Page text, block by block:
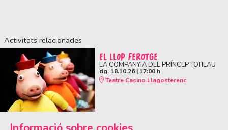
Activitats relacionades
EL LLOP FEROTGE
LA COMPANYIA DEL PRÍNCEP TOTILAU
dg. 18.10.26| 17:00 h
Teatre Casino Llagosterenc